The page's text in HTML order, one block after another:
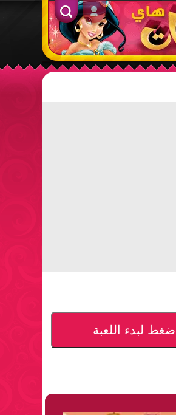
هاي – أفضل ألعاب تلبيس، مكياج، طبخ وأنشطة ممتعة
الدخول
إضغط لبدء اللعبة